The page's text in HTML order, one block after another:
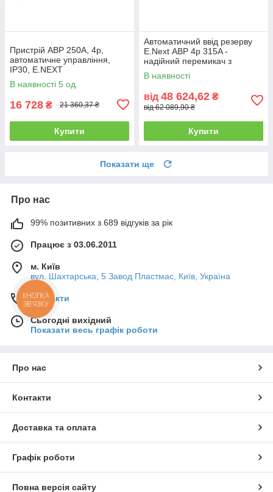
Пристрій АВР 250А, 4p,
автоматичне управління,
IP30, E.NEXT
В наявності 5 од.
16 728 ₴ 21 360,37 ₴
Купити
Автоматичний ввід резерву
E.Next АВР 4p 315A -
надійний перемикач з
захистом IP20
В наявності
від 48 624,62 ₴
від 62 089,90 ₴
Купити
Показати ще
Про нас
99% позитивних з 689 відгуків за рік
Працює з 03.06.2011
м. Київ
вул. Шахтарська, 5 Завод Пластмас, Київ, Україна
Контакти
Сьогодні вихідний
Показати весь графік роботи
Про нас
Контакти
Доставка та оплата
Графік роботи
Повна версія сайту
КНОПКА
ЗВ'ЯЗКУ